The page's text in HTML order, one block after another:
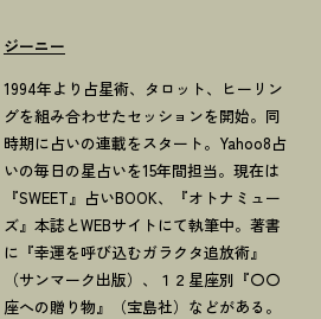
ジーニー
1994年より占星術、タロット、ヒーリン
グを組み合わせたセッションを開始。同
時期に占いの連載をスタート。Yahoo8占
いの毎日の星占いを15年間担当。現在は
『SWEET』占いBOOK、『オトナミュー
ズ』本誌とWEBサイトにて執筆中。著書
に『幸運を呼び込むガラクタ追放術』
（サンマーク出版）、１２星座別『〇〇
座への贈り物』（宝島社）などがある。